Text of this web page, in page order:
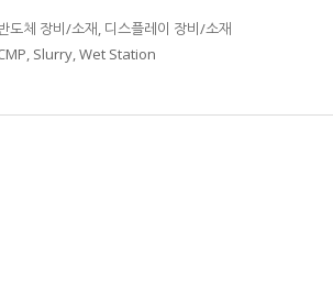
도체 장비/소재, 디스플레이 장비/소재
Slurry, Wet Station